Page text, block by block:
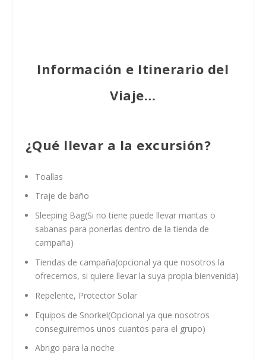
Información e Itinerario del
Viaje…
¿Qué llevar a la excursión?
Toallas
Traje de baño
Sleeping Bag(Si no tiene puede llevar mantas o
sabanas para ponerlas dentro de la tienda de
campaña)
Tiendas de campaña(opcional ya que nosotros la
ofrecemos, si quiere llevar la suya propia bienvenida)
Repelente, Protector Solar
Equipos de Snorkel(Opcional ya que nosotros
conseguiremos unos cuantos para el grupo)
Abrigo para la noche